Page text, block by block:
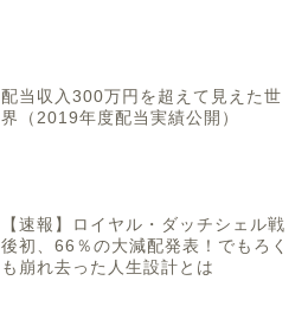
配当収入300万円を超えて見えた世
界（2019年度配当実績公開）
【速報】ロイヤル・ダッチシェル戦
後初、66％の大減配発表！でもろく
も崩れ去った人生設計とは